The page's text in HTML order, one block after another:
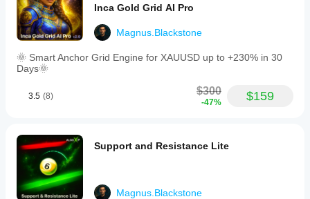
Inca Gold Grid AI Pro
Magnus.Blackstone
🌞 Smart Anchor Grid Engine for XAUUSD up to +230% in 30
Days🌞
3.5 (8) $300
-47% $159
Support and Resistance Lite
Magnus.Blackstone